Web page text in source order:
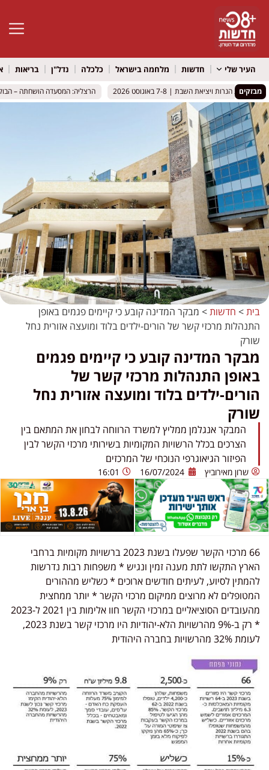
פתח
העיר שלי חדשות מלחמה בישראל כלכלה נדל"ן בריאות
מבזקים
הנרות ויציאת השבת | 7-8 באוגוסט 2026
הנרות ויציאת השבת | 7-8 באוגוסט 2026 הרצליה: המסעדה הושחתה – הבוקר
הרצליה: המסעדה הושחתה – הבוקר
בית> חדשות> מבקר המדינה קובע כי קיימים פגמים באופן
התנהלות מרכזי קשר של הורים-ילדים בלוד ומועצה אזורית נחל
שורק
מבקר המדינה קובע כי קיימים פגמים
באופן התנהלות מרכזי קשר של
הורים-ילדים בלוד ומועצה אזורית נחל
שורק
המבקר אנגלמן ממליץ למשרד הרווחה לבחון את המתאם בין
הצרכים בכלל הרשויות המקומיות בשירותי מרכזי הקשר לבין
הפיזור הגיאוגרפי הנוכחי של המרכזים
שרון מאירוביץ 16/07/2024
16:01
66 מרכזי הקשר שפעלו בשנת 2023 ברשויות מקומיות ברחבי
הארץ התקשו לתת מענה זמין ונגיש * משפחות רבות נדרשות
להמתין לסיוע, לעיתים חודשים ארוכים * כשליש מההורים
המטופלים לא מרוצים ממיקום מרכזי הקשר * יותר ממחצית
מהעובדים הסוציאליים במרכזי הקשר חוו אלימות בין 2021 ל-2023
* רק ב-9% מהרשויות הלא-יהודיות היו מרכזי קשר בשנת 2023,
לעומת 32% מהרשויות בחברה היהודית